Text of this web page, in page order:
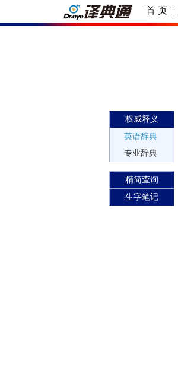
首 页 |
权威释义
英语辞典
专业辞典
精简查询
生字笔记